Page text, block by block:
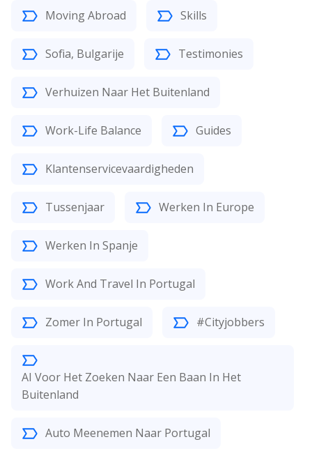
Moving Abroad Skills
Sofia, Bulgarije Testimonies
Verhuizen Naar Het Buitenland
Work-Life Balance Guides
Klantenservicevaardigheden
Tussenjaar Werken In Europe
Werken In Spanje
Work And Travel In Portugal
Zomer In Portugal #Cityjobbers
AI Voor Het Zoeken Naar Een Baan In Het
Buitenland
Auto Meenemen Naar Portugal